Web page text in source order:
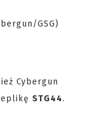
Cybergun
STG44.